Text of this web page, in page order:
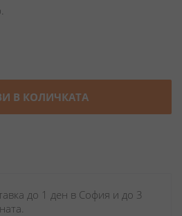
В КОЛИЧКАТА
до 1 ден в София и до 3